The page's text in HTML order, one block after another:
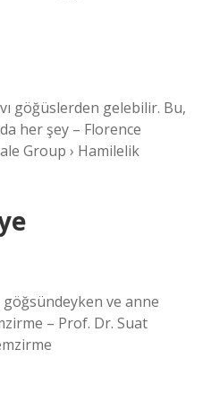
göğüslerden gelebilir. Bu,
her şey – Florence
Group › Hamilelik
ve anne
– Prof. Dr. Suat